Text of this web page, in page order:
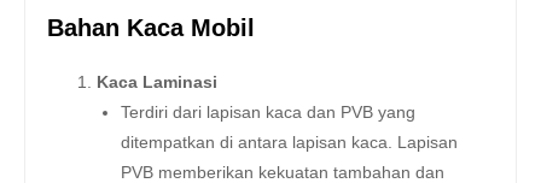
Bahan Kaca Mobil
Kaca Laminasi
Terdiri dari lapisan kaca dan PVB yang
ditempatkan di antara lapisan kaca. Lapisan
PVB memberikan kekuatan tambahan dan